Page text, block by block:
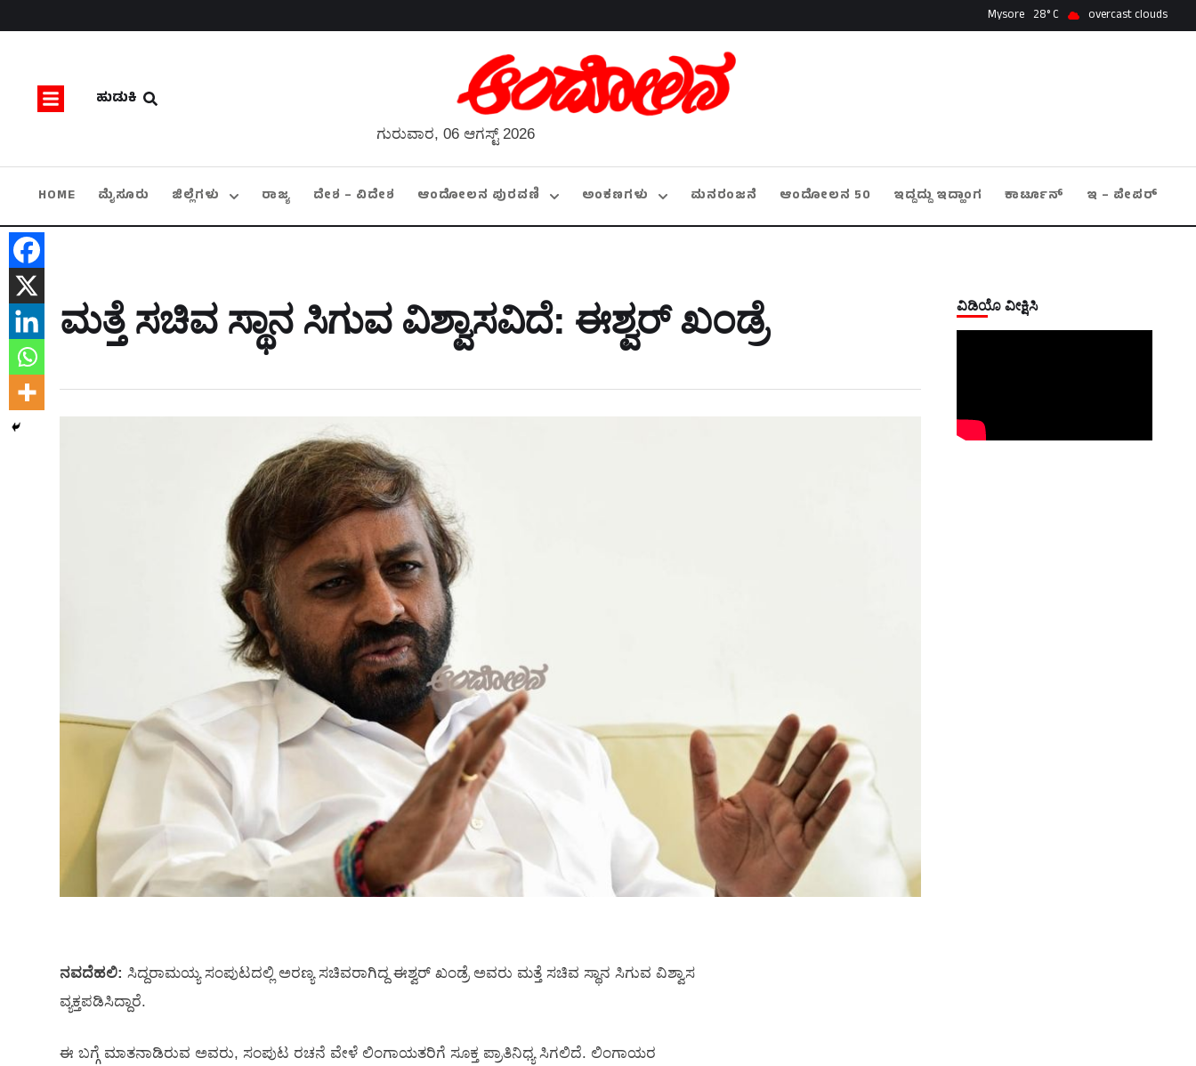
Mysore 28 overcast clouds
ಹುಡುಕಿ
ಗುರುವಾರ, 06 ಆಗಸ್ಟ್ 2026
HOME ಮೈಸೂರು ಜಿಲ್ಲೆಗಳು ರಾಜ್ಯ ದೇಶ – ವಿದೇಶ ಆಂದೋಲನ ಪುರವಣಿ ಅಂಕಣಗಳು ಮನರಂಜನೆ ಆಂದೋಲನ 50 ಇದ್ದದ್ದು ಇದ್ಹಾಂಗ ಕಾರ್ಟೂನ್ ಇ – ಪೇಪರ್
ಮತ್ತೆ ಸಚಿವ ಸ್ಥಾನ ಸಿಗುವ ವಿಶ್ವಾಸವಿದೆ: ಈಶ್ವರ್‌ ಖಂಡ್ರೆ
ನವದೆಹಲಿ: ಸಿದ್ದರಾಮಯ್ಯ ಸಂಪುಟದಲ್ಲಿ ಅರಣ್ಯ ಸಚಿವರಾಗಿದ್ದ ಈಶ್ವರ್‌ ಖಂಡ್ರೆ ಅವರು ಮತ್ತೆ ಸಚಿವ ಸ್ಥಾನ ಸಿಗುವ ವಿಶ್ವಾಸ
ವ್ಯಕ್ತಪಡಿಸಿದ್ದಾರೆ.
ಈ ಬಗ್ಗೆ ಮಾತನಾಡಿರುವ ಅವರು, ಸಂಪುಟ ರಚನೆ ವೇಳೆ ಲಿಂಗಾಯತರಿಗೆ ಸೂಕ್ತ ಪ್ರಾತಿನಿಧ್ಯ ಸಿಗಲಿದೆ. ಲಿಂಗಾಯರ
ವಿಡಿಯೊ ವೀಕ್ಷಿಸಿ